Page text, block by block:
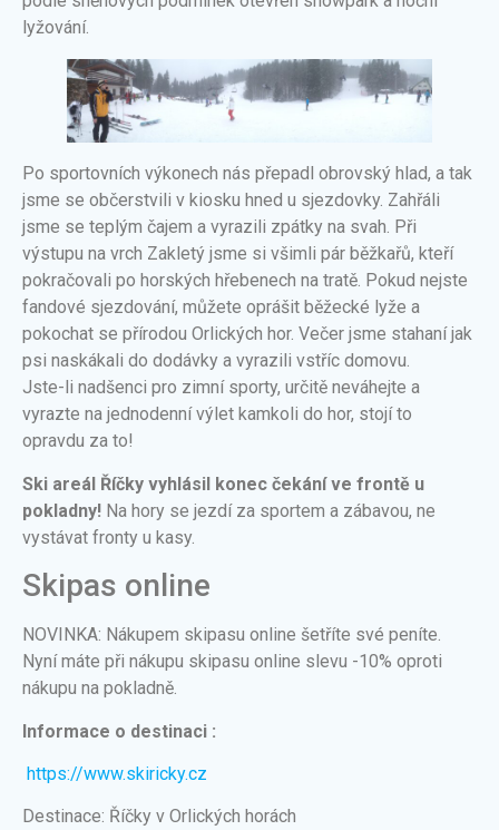
lyžování.
Po sportovních výkonech nás přepadl obrovský hlad, a tak
jsme se občerstvili v kiosku hned u sjezdovky. Zahřáli
jsme se teplým čajem a vyrazili zpátky na svah. Při
výstupu na vrch Zakletý jsme si všimli pár běžkařů, kteří
pokračovali po horských hřebenech na tratě. Pokud nejste
fandové sjezdování, můžete oprášit běžecké lyže a
pokochat se přírodou Orlických hor. Večer jsme stahaní jak
psi naskákali do dodávky a vyrazili vstříc domovu.
Jste-li nadšenci pro zimní sporty, určitě neváhejte a
vyrazte na jednodenní výlet kamkoli do hor, stojí to
opravdu za to!
Ski areál Říčky vyhlásil konec čekání ve frontě u
pokladny! Na hory se jezdí za sportem a zábavou, ne
vystávat fronty u kasy.
Skipas online
NOVINKA: Nákupem skipasu online šetříte své peníte.
Nyní máte při nákupu skipasu online slevu -10% oproti
nákupu na pokladně.
Informace o destinaci :
https://www.skiricky.cz
Destinace: Říčky v Orlických horách